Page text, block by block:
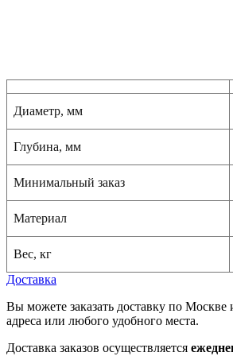
Диаметр, мм
Глубина, мм
Минимальный заказ
Материал
Вес, кг
Доставка
Вы можете заказать доставку по Москве
адреса или любого удобного места.
Доставка заказов осуществляется